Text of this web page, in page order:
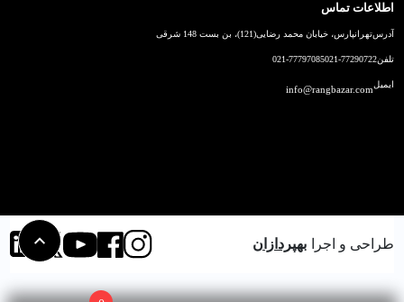
اطلاعات تماس
آدرستهرانپارس، خیابان محمد رضایی(121)، بن بست 148 شرقی
تلفن021-77290722
021-77797085
ایمیلinfo@rangbazar.com
طراحی و اجرا بهپردازان